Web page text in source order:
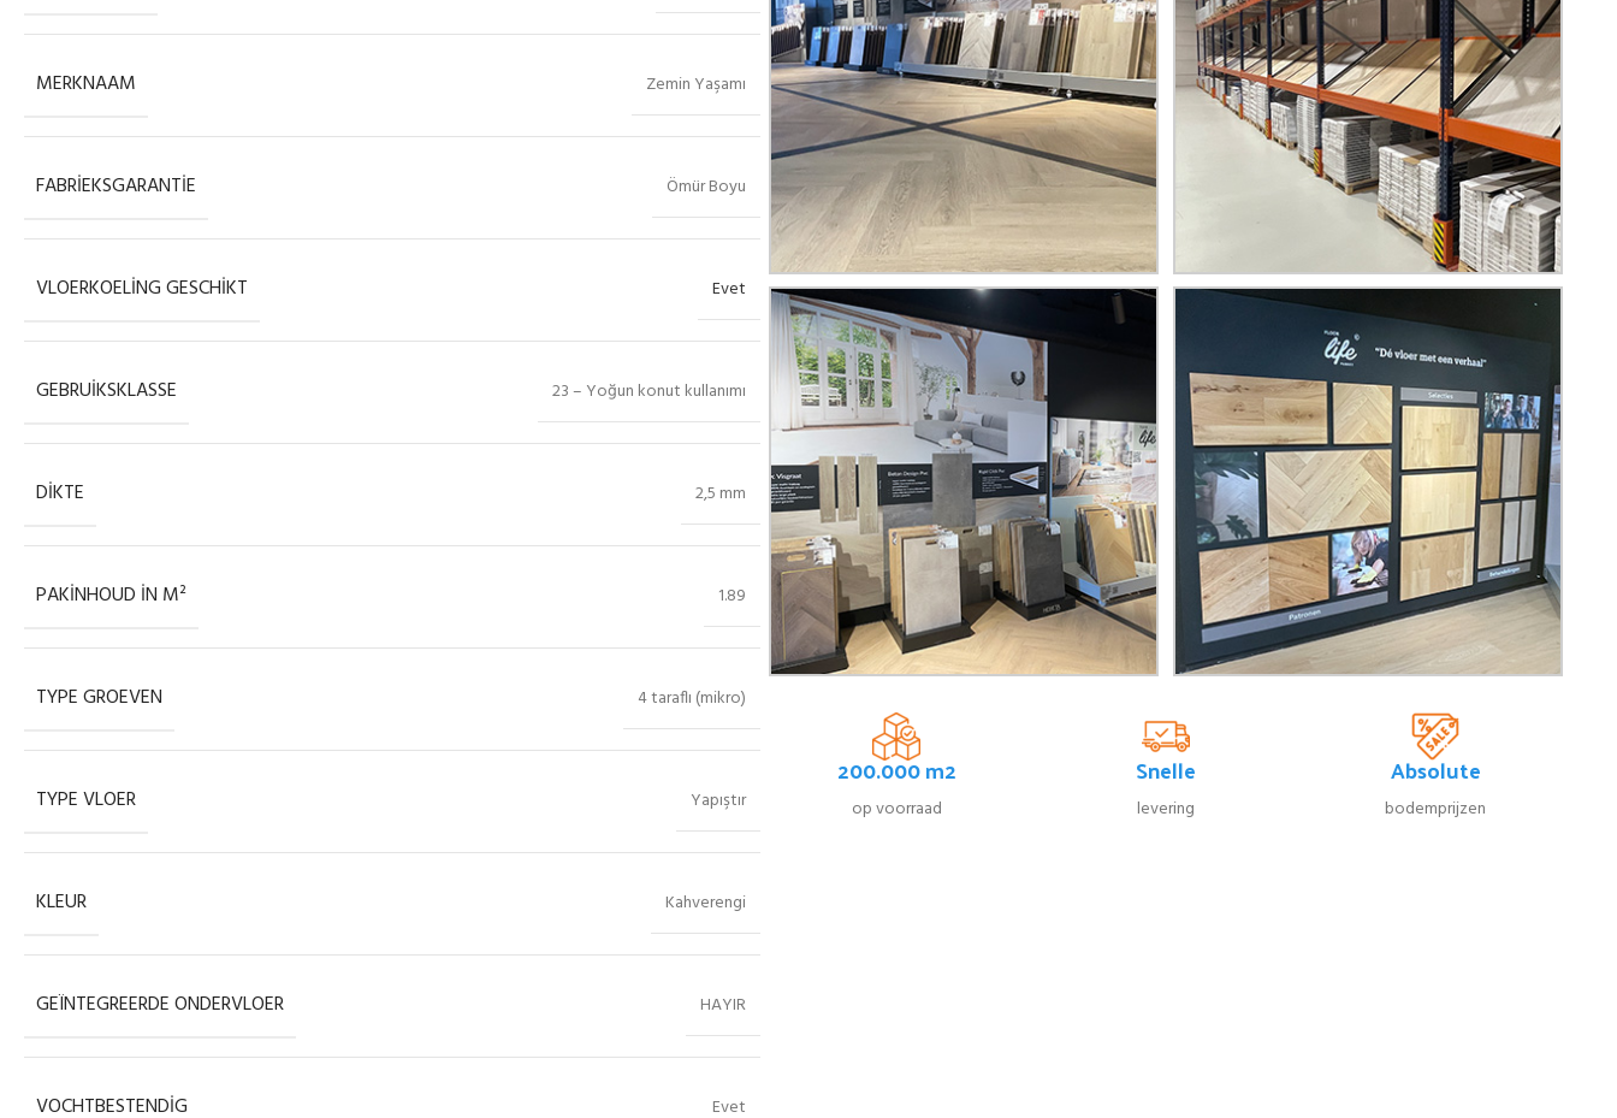
MERKNAAM Zemin Yaşamı
FABRIEKSGARANTIE Ömür Boyu
VLOERKOELING GESCHIKT Evet
GEBRUIKSKLASSE 23 – Yoğun konut kullanımı
DIKTE 2,5 mm
PAKINHOUD IN M² 1.89
TYPE GROEVEN 4 taraflı (mikro)
TYPE VLOER Yapıştır
KLEUR Kahverengi
GEÏNTEGREERDE ONDERVLOER HAYIR
VOCHTBESTENDIG Evet
200.000 m2
op voorraad
Snelle
levering
Absolute
bodemprijzen